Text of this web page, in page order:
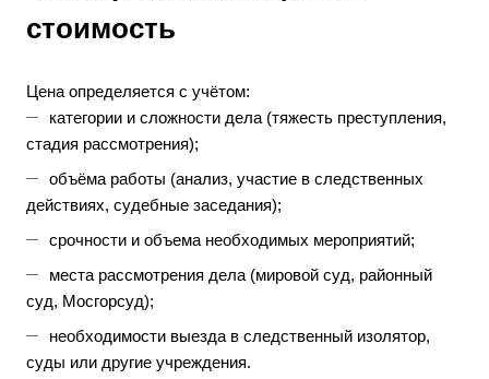
стоимость
Цена определяется с учётом:
категории и сложности дела (тяжесть преступления,
стадия рассмотрения);
объёма работы (анализ, участие в следственных
действиях, судебные заседания);
срочности и объема необходимых мероприятий;
места рассмотрения дела (мировой суд, районный
суд, Мосгорсуд);
необходимости выезда в следственный изолятор,
суды или другие учреждения.